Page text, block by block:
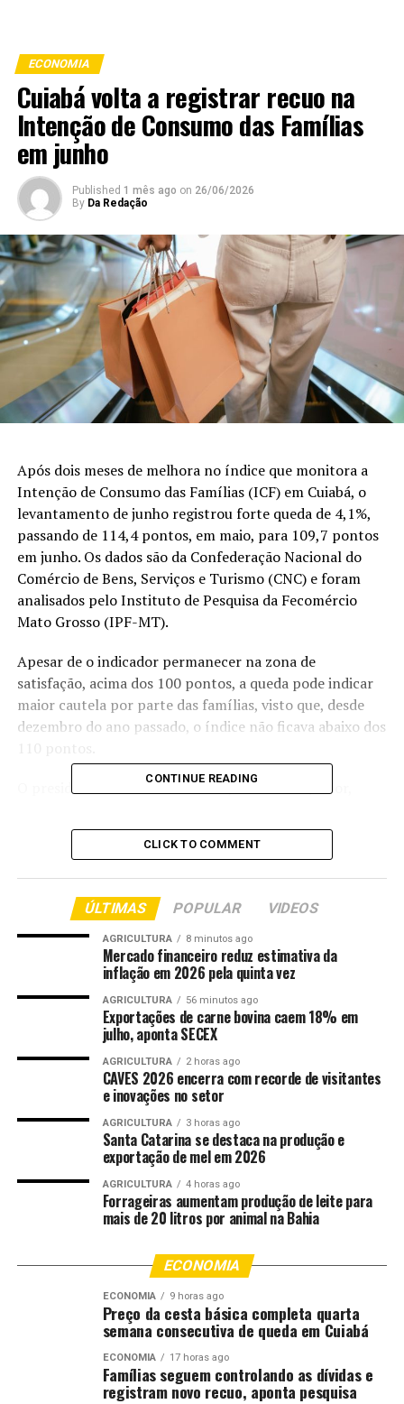
ECONOMIA
Cuiabá volta a registrar recuo na
Intenção de Consumo das Famílias
em junho
Published 1 mês ago on 26/06/2026
By Da Redação
Após dois meses de melhora no índice que monitora a
Intenção de Consumo das Famílias (ICF) em Cuiabá, o
levantamento de junho registrou forte queda de 4,1%,
passando de 114,4 pontos, em maio, para 109,7 pontos
em junho. Os dados são da Confederação Nacional do
Comércio de Bens, Serviços e Turismo (CNC) e foram
analisados pelo Instituto de Pesquisa da Fecomércio
Mato Grosso (IPF-MT).
Apesar de o indicador permanecer na zona de
satisfação, acima dos 100 pontos, a queda pode indicar
maior cautela por parte das famílias, visto que, desde
dezembro do ano passado, o índice não ficava abaixo dos
O presidente da Fecomércio-MT, Wenceslau Júnior,
econômicas e ao orçamento doméstico.
indicador permaneça em zona de satisfação, demonstra
uma postura de atenção por parte das famílias diante
das incertezas relacionadas ao mercado de trabalho, à
disponibilidade de crédito e ao orçamento doméstico.”
O movimento de cautela pode ser observado nos
componentes da pesquisa, que apresentaram piora em
todos os indicadores. O destaque ficou para a
Perspectiva Profissional, que recuou 7,3% em relação ao
mês anterior. A Disponibilidade de Crédito também caiu
(-4,7%), mesmo percentual registrado pelo Nível de
Consumo Atual. Em seguida, aparecem a Perspectiva de
Consumo (-4,0%), o Momento para Duráveis (-3,9%) e a
Renda Atual (-3,8%). Já a percepção sobre a situação
atual do emprego apresentou variação negativa de 0,8%.
No entanto, conforme análise do instituto da
Fecomércio-MT, ainda há percepções positivas em
alguns quesitos. Entre os entrevistados, 45,5%
afirmaram sentir-se mais seguros em relação ao
emprego atual do que no mesmo período do ano
passado. Além disso, 54,7% avaliaram que a renda
familiar está melhor quando comparada ao mesmo
período de 2025.
CONTINUE READING
CLICK TO COMMENT
ÚLTIMAS POPULAR VIDEOS
AGRICULTURA 8 minutos ago
Mercado financeiro reduz estimativa da
inflação em 2026 pela quinta vez
AGRICULTURA 56 minutos ago
Exportações de carne bovina caem 18% em
julho, aponta SECEX
AGRICULTURA 2 horas ago
CAVES 2026 encerra com recorde de visitantes
e inovações no setor
AGRICULTURA 3 horas ago
Santa Catarina se destaca na produção e
exportação de mel em 2026
AGRICULTURA 4 horas ago
Forrageiras aumentam produção de leite para
mais de 20 litros por animal na Bahia
ECONOMIA
ECONOMIA 9 horas ago
Preço da cesta básica completa quarta
semana consecutiva de queda em Cuiabá
ECONOMIA 17 horas ago
Famílias seguem controlando as dívidas e
registram novo recuo, aponta pesquisa